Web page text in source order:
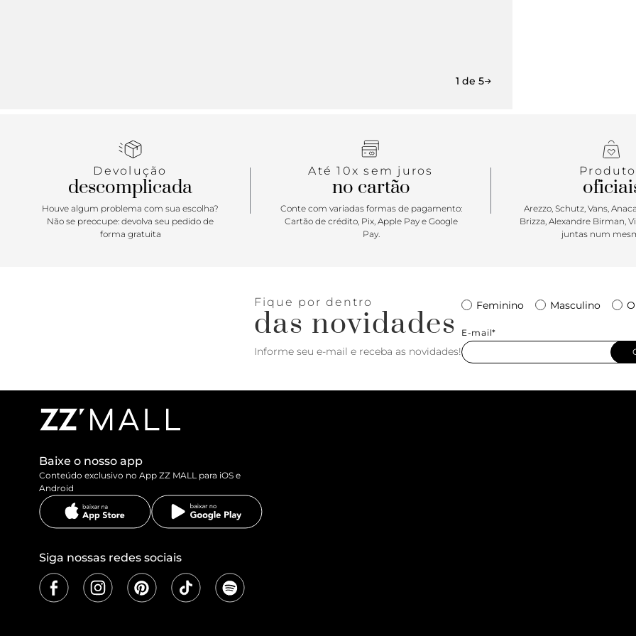
1 de 5
Devolução
descomplicada
Houve algum problema com sua escolha?
Não se preocupe: devolva seu pedido de
forma gratuita
Até 10x sem juros
no cartão
Conte com variadas formas de pagamento:
Cartão de crédito, Pix, Apple Pay e Google
Pay.
Arezzo, Schutz, Vans,
Brizza, Alexandre Birman,
juntas num
Fique por dentro
das novidades
Informe seu e-mail e receba as novidades!
Feminino Masculino
E-mail*
Baixe o nosso app
Conteúdo exclusivo no App ZZ MALL para iOS e
Android
Siga nossas redes sociais